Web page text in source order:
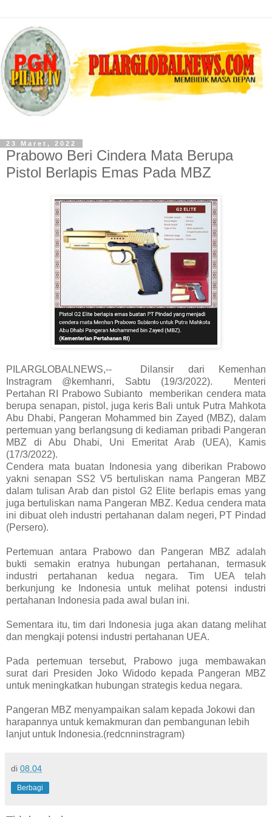
23 Maret, 2022
Prabowo Beri Cindera Mata Berupa
Pistol Berlapis Emas Pada MBZ
PILARGLOBALNEWS,-- Dilansir dari Kemenhan
Instragram @kemhanri, Sabtu (19/3/2022). Menteri
Pertahan RI Prabowo Subianto memberikan cendera mata
berupa senapan, pistol, juga keris Bali untuk Putra Mahkota
Abu Dhabi, Pangeran Mohammed bin Zayed (MBZ), dalam
pertemuan yang berlangsung di kediaman pribadi Pangeran
MBZ di Abu Dhabi, Uni Emeritat Arab (UEA), Kamis
(17/3/2022).
Cendera mata buatan Indonesia yang diberikan Prabowo
yakni senapan SS2 V5 bertuliskan nama Pangeran MBZ
dalam tulisan Arab dan pistol G2 Elite berlapis emas yang
juga bertuliskan nama Pangeran MBZ. Kedua cendera mata
ini dibuat oleh industri pertahanan dalam negeri, PT Pindad
(Persero).
Pertemuan antara Prabowo dan Pangeran MBZ adalah
bukti semakin eratnya hubungan pertahanan, termasuk
industri pertahanan kedua negara. Tim UEA telah
berkunjung ke Indonesia untuk melihat potensi industri
pertahanan Indonesia pada awal bulan ini.
Sementara itu, tim dari Indonesia juga akan datang melihat
dan mengkaji potensi industri pertahanan UEA.
Pada pertemuan tersebut, Prabowo juga membawakan
surat dari Presiden Joko Widodo kepada Pangeran MBZ
untuk meningkatkan hubungan strategis kedua negara.
Pangeran MBZ menyampaikan salam kepada Jokowi dan
harapannya untuk kemakmuran dan pembangunan lebih
lanjut untuk Indonesia.(redcnninstragram)
di 08.04
Berbagi